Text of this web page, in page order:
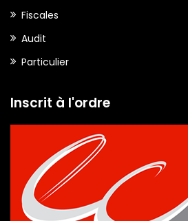
Fiscales
Audit
Particulier
Inscrit à l'ordre